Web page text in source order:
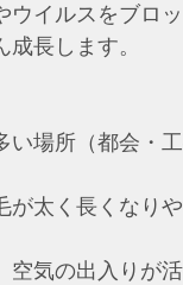
ウイルスをブロ
成長します。
い場所（都会・
が太く長くなり
空気の出入りが